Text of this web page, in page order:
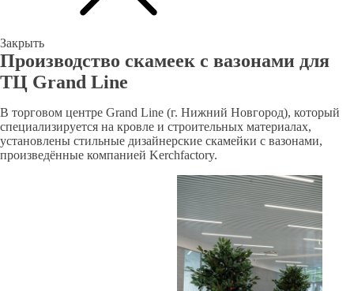
Закрыть
Производство скамеек с вазонами для
ТЦ Grand Line
В торговом центре Grand Line (г. Нижний Новгород), который
специализируется на кровле и строительных материалах,
установлены стильные дизайнерские скамейки с вазонами,
произведённые компанией Kerchfactory.